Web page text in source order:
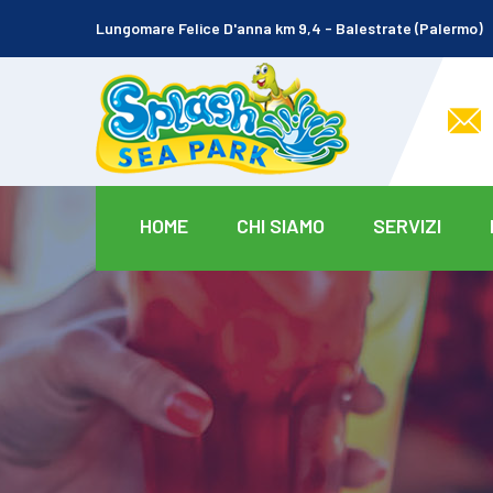
Lungomare Felice D'anna km 9,4 - Balestrate (Palermo)
HOME CHI SIAMO SERVIZI